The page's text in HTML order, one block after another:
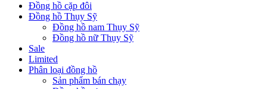
Đồng hồ cặp đôi
Đồng hồ Thụy Sỹ
Đồng hồ nam Thụy Sỹ
Đồng hồ nữ Thụy Sỹ
Sale
Limited
Phân loại đồng hồ
Sản phẩm bán chạy